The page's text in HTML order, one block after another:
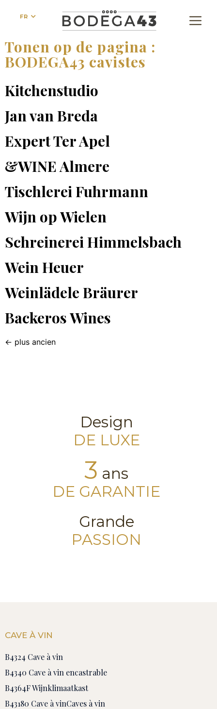
FR
Tonen op de pagina :
BODEGA43 cavistes
Kitchenstudio
Jan van Breda
Expert Ter Apel
&WINE Almere
Tischlerei Fuhrmann
Wijn op Wielen
Schreinerei Himmelsbach
Wein Heuer
Weinlädele Bräurer
Backeros Wines
← plus ancien
Design
DE LUXE
3 ans
DE GARANTIE
Grande
PASSION
CAVE À VIN
B4324 Cave à vin
B4340 Cave à vin encastrable
B4364F Wijnklimaatkast
B43180 Cave à vinCaves à vin